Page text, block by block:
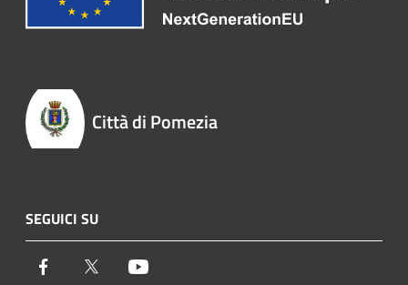
Città di Pomezia
SEGUICI SU
Facebook Twitter